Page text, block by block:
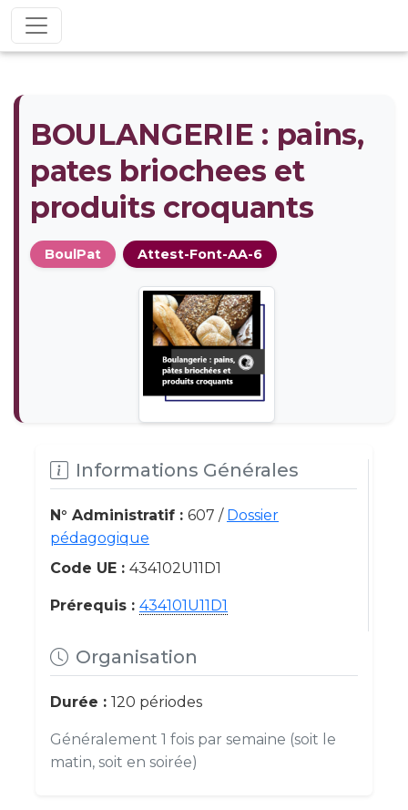
BOULANGERIE : pains,
pates briochees et
produits croquants
BoulPat Attest-Font-AA-6
Informations Générales
N° Administratif : 607 / Dossier
pédagogique
Code UE : 434102U11D1
Prérequis : 434101U11D1
Organisation
Durée : 120 périodes
Généralement 1 fois par semaine (soit le
matin, soit en soirée)